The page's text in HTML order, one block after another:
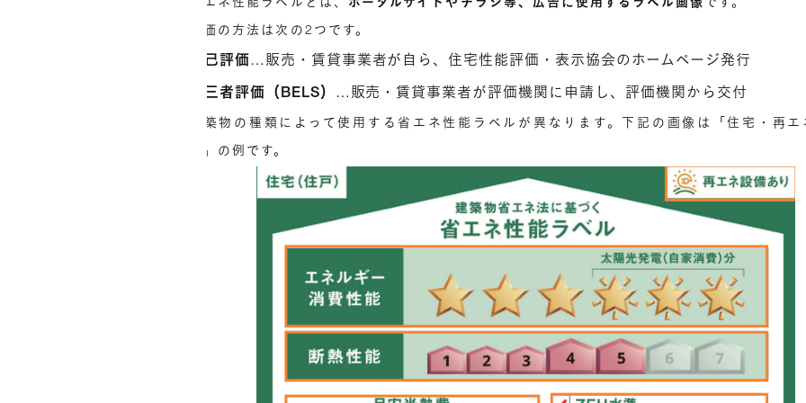
省エネ性能ラベルとは、 ポータルサイトやチラシ等、広告に使用するラベル画像 です。
評価の方法は次の2つです。
自己評価 …販売・賃貸事業者が自ら、住宅性能評価・表示協会のホームページ発行
第三者評価（BELS） …販売・賃貸事業者が評価機関に申請し、評価機関から交付
建築物の種類によって使用する省エネ性能ラベルが異なります。下記の画像は「住宅・再エ
り」の例です。